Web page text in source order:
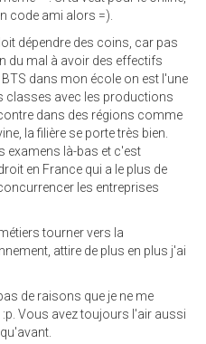
code ami alors =).
dépendre des coins, car pas
du mal à avoir des effectifs
dans mon école on est l'une
classes avec les productions
dans des régions comme
la filière se porte très bien.
examens là-bas et c'est
en France qui a le plus de
les entreprises
tourner vers la
attire de plus en plus j'ai
de raisons que je ne me
Vous avez toujours l'air aussi